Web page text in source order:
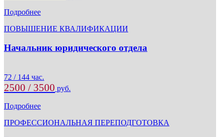
Подробнее
ПОВЫШЕНИЕ КВАЛИФИКАЦИИ
Начальник юридического отдела
72 / 144 час.
2500 / 3500 руб.
Подробнее
ПРОФЕССИОНАЛЬНАЯ ПЕРЕПОДГОТОВКА